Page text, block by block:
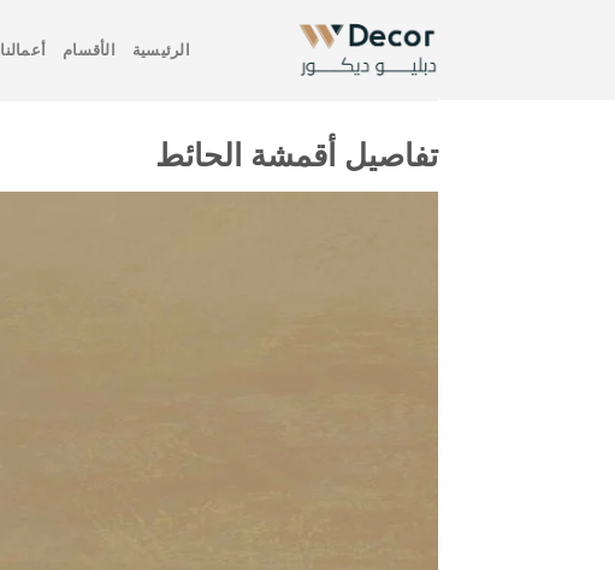
الرئيسية الأقسام أعمالنا
تفاصيل أقمشة الحائط